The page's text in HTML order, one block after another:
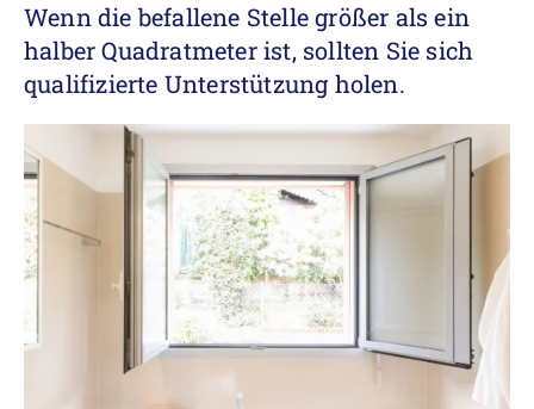
Wenn die befallene Stelle größer als ein
halber Quadratmeter ist, sollten Sie sich
qualifizierte Unterstützung holen.